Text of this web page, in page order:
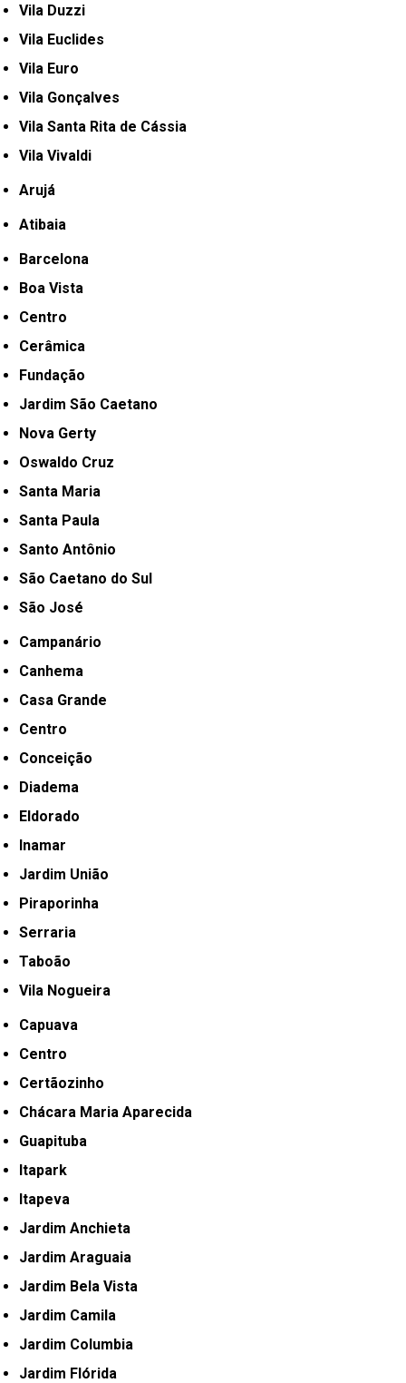
Vila Duzzi
Vila Euclides
Vila Euro
Vila Gonçalves
Vila Santa Rita de Cássia
Vila Vivaldi
Arujá
Atibaia
Barcelona
Boa Vista
Centro
Cerâmica
Fundação
Jardim São Caetano
Nova Gerty
Oswaldo Cruz
Santa Maria
Santa Paula
Santo Antônio
São Caetano do Sul
São José
Campanário
Canhema
Casa Grande
Centro
Conceição
Diadema
Eldorado
Inamar
Jardim União
Piraporinha
Serraria
Taboão
Vila Nogueira
Capuava
Centro
Certãozinho
Chácara Maria Aparecida
Guapituba
Itapark
Itapeva
Jardim Anchieta
Jardim Araguaia
Jardim Bela Vista
Jardim Camila
Jardim Columbia
Jardim Flórida